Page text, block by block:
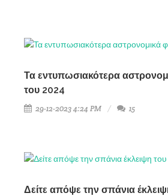
Τα εντυπωσιακότερα
του 2024
29-12-2023 4:24 PM 15
Δείτε απόψε την σπάνια